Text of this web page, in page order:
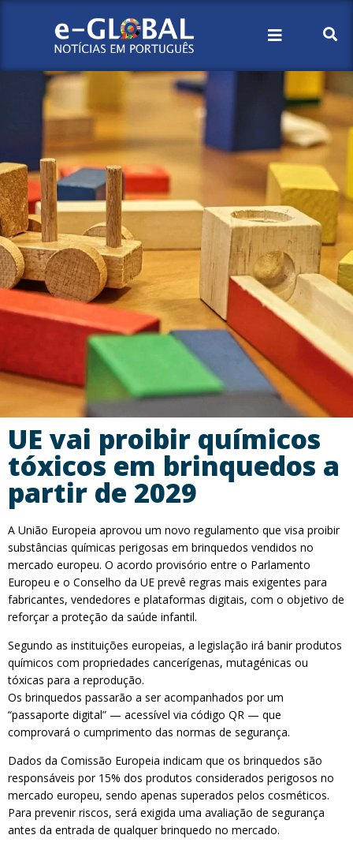
UE vai proibir químicos
tóxicos em brinquedos a
partir de 2029
A União Europeia aprovou um novo regulamento que visa proibir
substâncias químicas perigosas em brinquedos vendidos no
mercado europeu. O acordo provisório entre o Parlamento
Europeu e o Conselho da UE prevê regras mais exigentes para
fabricantes, vendedores e plataformas digitais, com o objetivo de
reforçar a proteção da saúde infantil.
Segundo as instituições europeias, a legislação irá banir produtos
químicos com propriedades cancerígenas, mutagénicas ou
tóxicas para a reprodução.
Os brinquedos passarão a ser acompanhados por um
“passaporte digital” — acessível via código QR — que
comprovará o cumprimento das normas de segurança.
Dados da Comissão Europeia indicam que os brinquedos são
responsáveis por 15% dos produtos considerados perigosos no
mercado europeu, sendo apenas superados pelos cosméticos.
Para prevenir riscos, será exigida uma avaliação de segurança
antes da entrada de qualquer brinquedo no mercado.